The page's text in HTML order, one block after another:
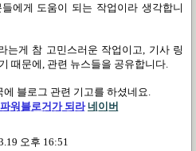
에게 도움이 되는 작업이라 생각합니
는게 참 고민스러운 작업이고, 기사 링
때문에, 관련 뉴스들을 공유합니다.
에 블로그 관련 기고를 하셨네요.
파워블로거 가 되라 네이버
오후 16:51